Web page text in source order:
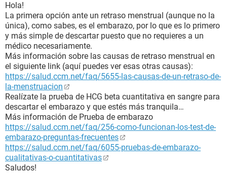
Hola!
La primera opción ante un retraso menstrual (aunque no la
única), como sabes, es el embarazo, por lo que es lo primero
y más simple de descartar puesto que no requieres a un
médico necesariamente.
Más información sobre las causas de retraso menstrual en
el siguiente link (aquí puedes ver esas otras causas):
https://salud.ccm.net/faq/5655-las-causas-de-un-retraso-de-
la-menstruacion
Realízate la prueba de HCG beta cuantitativa en sangre para
descartar el embarazo y que estés más tranquila…
Más información de Prueba de embarazo
https://salud.ccm.net/faq/256-como-funcionan-los-test-de-
embarazo-preguntas-frecuentes
https://salud.ccm.net/faq/6055-pruebas-de-embarazo-
cualitativas-o-cuantitativas
Saludos!